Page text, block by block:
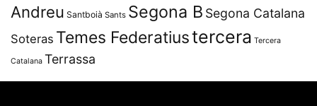
Andreu Santboià Sants Segona B Segona Catalana
Soteras Temes Federatiustercera Tercera
Catalana Terrassa